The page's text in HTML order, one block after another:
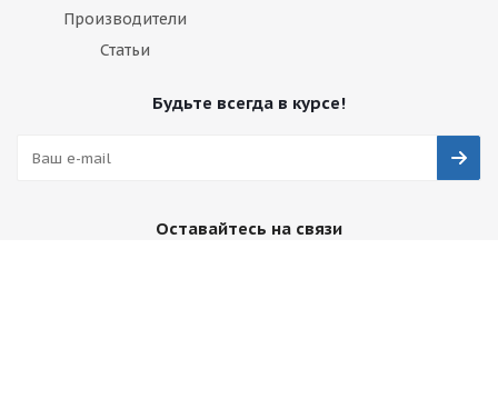
Производители
Статьи
Будьте всегда в курсе!
Оставайтесь на связи